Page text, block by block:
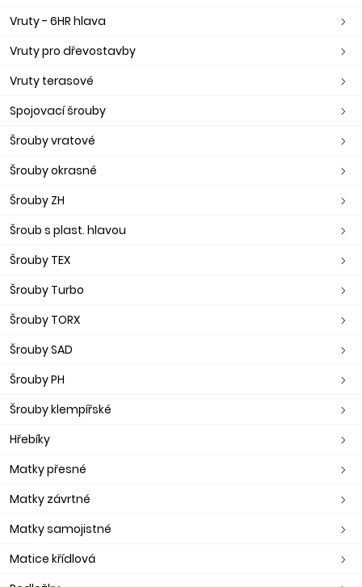
Vruty - 6HR hlava
Vruty pro dřevostavby
Vruty terasové
Spojovací šrouby
Šrouby vratové
Šrouby okrasné
Šrouby ZH
Šroub s plast. hlavou
Šrouby TEX
Šrouby Turbo
Šrouby TORX
Šrouby SAD
Šrouby PH
Šrouby klempířské
Hřebíky
Matky přesné
Matky závrtné
Matky samojistné
Matice křídlová